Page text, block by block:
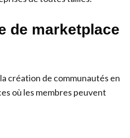
de marketplace
création de communautés en
où les membres peuvent